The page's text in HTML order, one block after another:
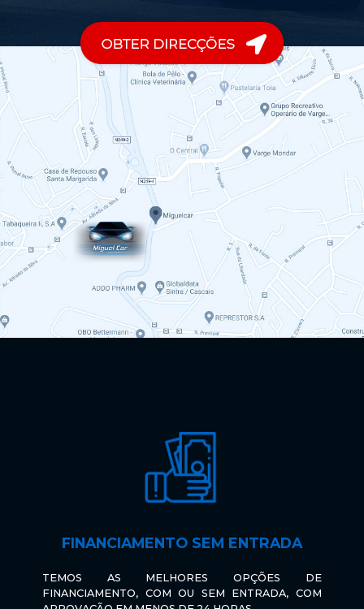
FINANCIAMENTO SEM ENTRADA
TEMOS AS MELHORES OPÇÕES DE
FINANCIAMENTO, COM OU SEM ENTRADA, COM